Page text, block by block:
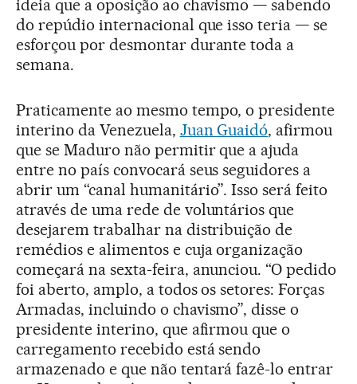
ideia que a oposição ao chavismo — sabendo
do repúdio internacional que isso teria — se
esforçou por desmontar durante toda a
semana.
Praticamente ao mesmo tempo, o presidente
interino da Venezuela, Juan Guaidó, afirmou
que se Maduro não permitir que a ajuda
entre no país convocará seus seguidores a
abrir um “canal humanitário”. Isso será feito
através de uma rede de voluntários que
desejarem trabalhar na distribuição de
remédios e alimentos e cuja organização
começará na sexta-feira, anunciou. “O pedido
foi aberto, amplo, a todos os setores: Forças
Armadas, incluindo o chavismo”, disse o
presidente interino, que afirmou que o
carregamento recebido está sendo
armazenado e que não tentará fazê-lo entrar